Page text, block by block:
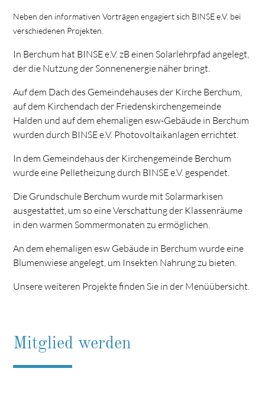
Neben den informativen Vorträgen engagiert sich BINSE e.V. bei
verschiedenen Projekten.
In Berchum hat BINSE e.V. zB einen Solarlehrpfad angelegt,
der die Nutzung der Sonnenenergie näher bringt.
Auf dem Dach des Gemeindehauses der Kirche Berchum,
auf dem Kirchendach der Friedenskirchengemeinde
Halden und auf dem ehemaligen esw-Gebäude in Berchum
wurden durch BINSE e.V. Photovoltaikanlagen errichtet.
In dem Gemeindehaus der Kirchengemeinde Berchum
wurde eine Pelletheizung durch BINSE e.V. gespendet.
Die Grundschule Berchum wurde mit Solarmarkisen
ausgestattet, um so eine Verschattung der Klassenräume
in den warmen Sommermonaten zu ermöglichen.
An dem ehemaligen esw Gebäude in Berchum wurde eine
Blumenwiese angelegt, um Insekten Nahrung zu bieten.
Unsere weiteren Projekte finden Sie in der Menüübersicht.
Mitglied werden